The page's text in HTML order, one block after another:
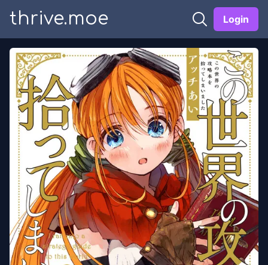
thrive.moe Login